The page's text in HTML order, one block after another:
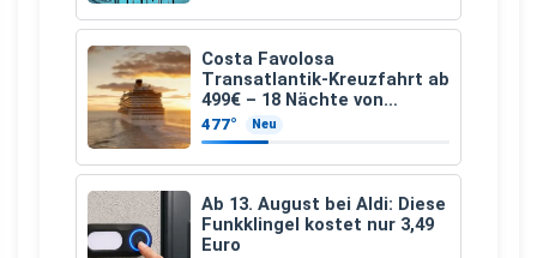
Costa Favolosa
Transatlantik-Kreuzfahrt ab
499€ – 18 Nächte von
Hamburg nach Guadeloupe
477° Neu
Ab 13. August bei Aldi: Diese
Funkklingel kostet nur 3,49
Euro